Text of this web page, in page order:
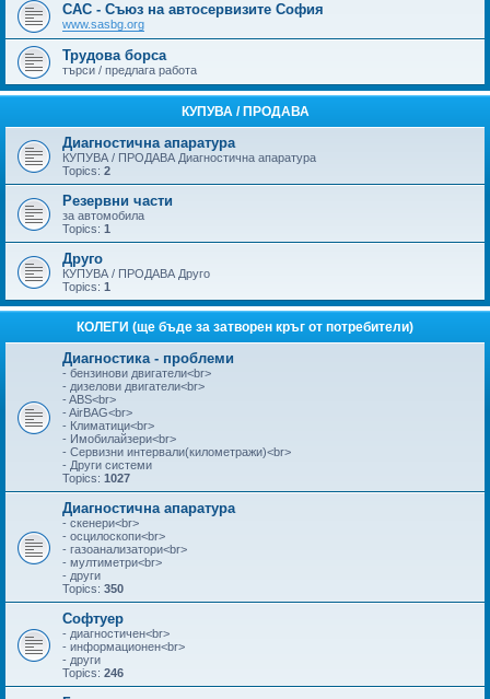
САС - Съюз на автосервизите София
www.sasbg.org
Трудова борса
търси / предлага работа
КУПУВА / ПРОДАВА
Диагностична апаратура
КУПУВА / ПРОДАВА Диагностична апаратура
Topics: 2
Резервни части
за автомобила
Topics: 1
Друго
КУПУВА / ПРОДАВА Друго
Topics: 1
КОЛЕГИ (ще бъде за затворен кръг от потребители)
Диагностика - проблеми
- бензинови двигатели<br>
- дизелови двигатели<br>
- ABS<br>
- AirBAG<br>
- Климатици<br>
- Имобилайзери<br>
- Сервизни интервали(километражи)<br>
- Други системи
Topics: 1027
Диагностична апаратура
- скенери<br>
- осцилоскопи<br>
- газоанализатори<br>
- мултиметри<br>
- други
Topics: 350
Софтуер
- диагностичен<br>
- информационен<br>
- други
Topics: 246